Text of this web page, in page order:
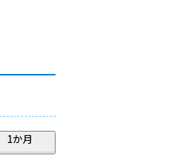
1か月